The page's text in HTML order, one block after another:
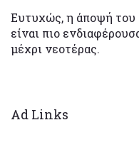
Ευτυχώς, η άποψή του
είναι πιο
μέχρι νεοτέρας.
Ad Links